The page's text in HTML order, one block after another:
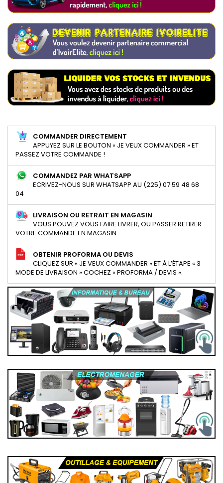
COMMANDER DIRECTEMENT
APPUYEZ SUR LE BOUTON « JE VEUX COMMANDER » ET
PASSEZ VOTRE COMMANDE !
COMMANDEZ PAR WHATSAPP
ECRIVEZ-NOUS SUR WHATSAPP AU (225) 07 59 48 68
04
LIVRAISON OU RETRAIT EN MAGASIN
VOUS POUVEZ VOUS FAIRE LIVRER, OU PASSER RETIRER
VOTRE COMMANDE EN MAGASIN.
OBTENIR PROFORMA OU DEVIS
CLIQUEZ SUR « JE VEUX COMMANDER » ET À L’ÉTAPE « 3
MODE DE LIVRAISON » COCHEZ « PROFORMA / DEVIS ».